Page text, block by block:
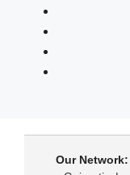
Our Network: